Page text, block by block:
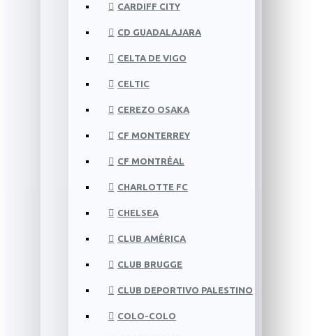
CARDIFF CITY
CD GUADALAJARA
CELTA DE VIGO
CELTIC
CEREZO OSAKA
CF MONTERREY
CF MONTRÉAL
CHARLOTTE FC
CHELSEA
CLUB AMÉRICA
CLUB BRUGGE
CLUB DEPORTIVO PALESTINO
COLO-COLO